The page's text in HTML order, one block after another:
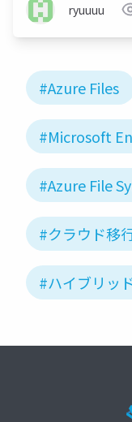
ryuuuu
#Azure Files
#Microsoft
#Azure File
#クラウド移
#ハイブリッ